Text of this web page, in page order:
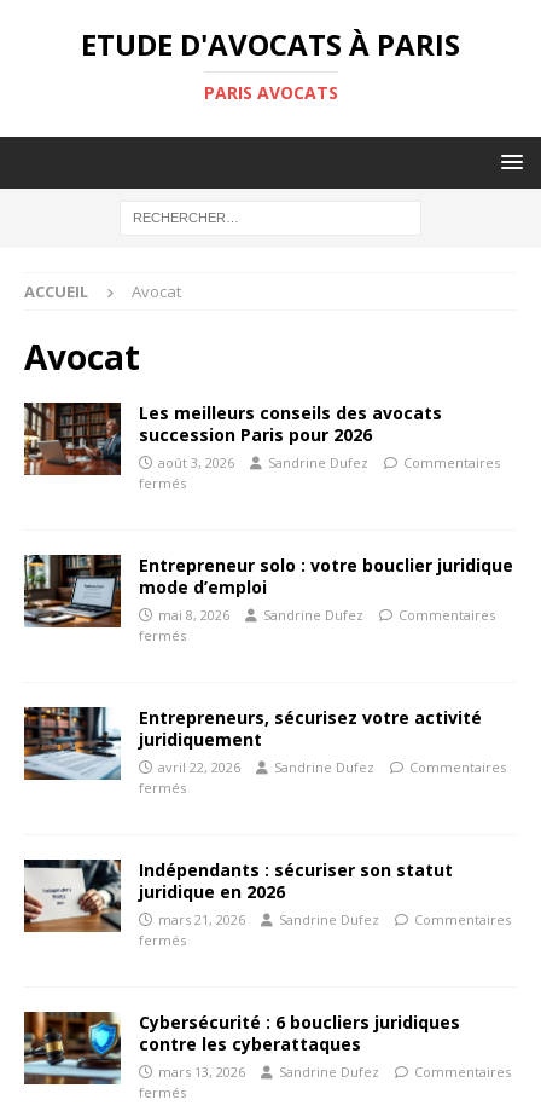
ETUDE D'AVOCATS À PARIS
PARIS AVOCATS
ACCUEIL Avocat
Avocat
Les meilleurs conseils des avocats
succession Paris pour 2026
août 3, 2026 Sandrine Dufez
Commentaires
fermés
Entrepreneur solo : votre bouclier juridique
mode d’emploi
mai 8, 2026 Sandrine Dufez
Commentaires
fermés
Entrepreneurs, sécurisez votre activité
juridiquement
avril 22, 2026 Sandrine Dufez
Commentaires
fermés
Indépendants : sécuriser son statut
juridique en 2026
mars 21, 2026 Sandrine Dufez
Commentaires
fermés
Cybersécurité : 6 boucliers juridiques
contre les cyberattaques
mars 13, 2026 Sandrine Dufez
Commentaires
fermés